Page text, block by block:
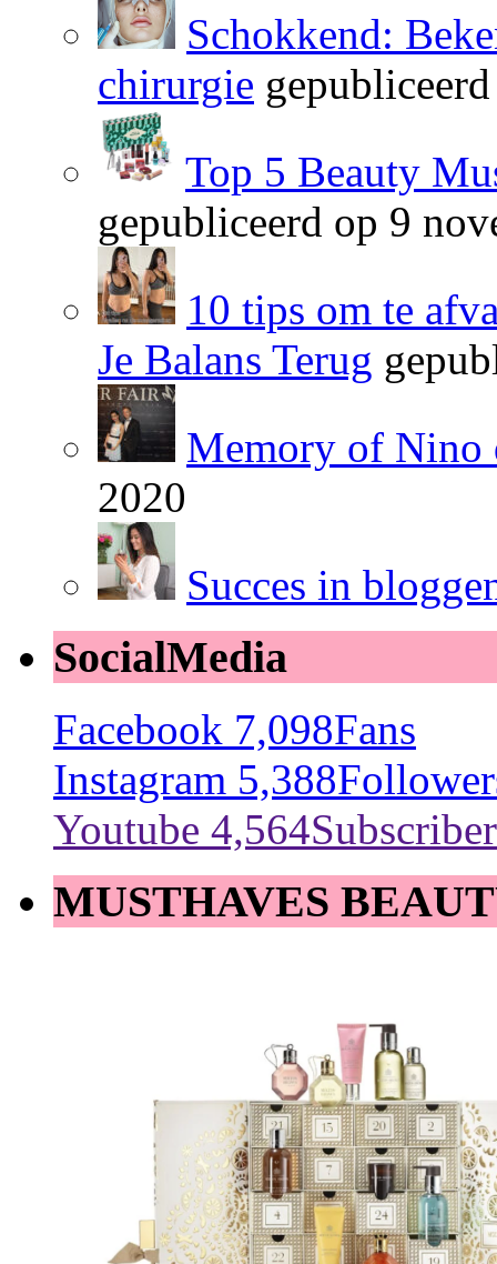
Schokkend:
chirurgie
Top 5 Beauty
gepubliceerd op 9
10 tips om te
Je Balans Terug
Memory of Nino
2020
Succes in
SocialMedia
Facebook 7,098Fans
Instagram 5,388
Youtube 4,564Subscriber
MUSTHAVES